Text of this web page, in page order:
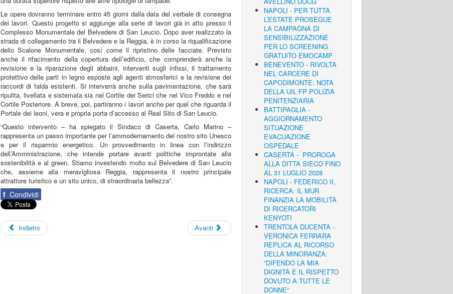
Le opere dovranno terminare entro 45 giorni dalla data del verbale di consegna
dei lavori. Questo progetto si aggiunge alla serie di lavori già in atto presso il
Complesso Monumentale del Belvedere di San Leucio. Dopo aver realizzato la
strada di collegamento tra il Belvedere e la Reggia, è in corso la riqualificazione
dello Scalone Monumentale, così come il ripristino delle facciate. Previsto
anche il rifacimento della copertura dell’edificio, che comprenderà anche la
revisione e la riparazione degli abbaini, interventi sugli infissi, il trattamento
protettivo delle parti in legno esposte agli agenti atmosferici e la revisione dei
raccordi di falda esistenti. Si interverrà anche sulla pavimentazione, che sarà
ripulita, livellata e sistemata sia nel Cortile dei Serici che nel Vico Freddo e nel
Cortile Posteriore. A breve, poi, partiranno i lavori anche per quel che riguarda il
Portale dei leoni, vera e propria porta d’accesso al Real Sito di San Leucio.
“Questo intervento – ha spiegato il Sindaco di Caserta, Carlo Marino –
rappresenta un passo importante per l’ammodernamento del nostro sito Unesco
e per il risparmio energetico. Un provvedimento in linea con l’indirizzo
dell’Amministrazione, che intende portare avanti politiche improntate alla
sostenibilità e al green. Stiamo investendo molto sul Belvedere di San Leucio
che, assieme alla meravigliosa Reggia, rappresenta il nostro principale
attrattore turistico e un sito unico, di straordinaria bellezza”.
f Condividi
Indietro Avanti
NAPOLI - PER TUTTA
L’ESTATE PROSEGUE
LA CAMPAGNA DI
SENSIBILIZZAZIONE
PER LO SCREENING
GRATUITO EMOCAMP
BENEVENTO - RIVOLTA
NEL CARCERE DI
CAPODIMONTE: NOTA
DELLA UIL FP POLIZIA
PENITENZIARIA
BATTIPAGLIA -
AGGIORNAMENTO
SITUAZIONE
EVACUAZIONE
OSPEDALE
CASERTA - PROROGA
ALLA DITTA SIECO FINO
AL 31 LUGLIO 2028
NAPOLI - FEDERICO II,
RICERCA: IL MUR
FINANZIA LA MOBILITÀ
DI RICERCATORI
KENYOTI
TRENTOLA DUCENTA -
VERONICA FERRARA
REPLICA AL RICORSO
DELLA MINORANZA:
“DIFENDO LA MIA
DIGNITÀ E IL RISPETTO
DOVUTO A TUTTE LE
DONNE”